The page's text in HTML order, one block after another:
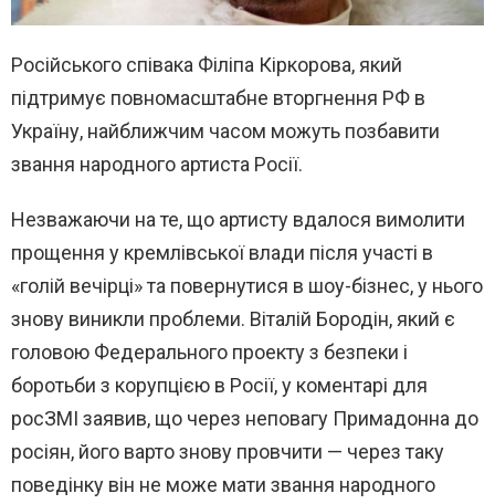
Російського співака Філіпа Кіркорова, який
підтримує повномасштабне вторгнення РФ в
Україну, найближчим часом можуть позбавити
звання народного артиста Росії.
Незважаючи на те, що артисту вдалося вимолити
прощення у кремлівської влади після участі в
«голій вечірці» та повернутися в шоу-бізнес, у нього
знову виникли проблеми. Віталій Бородін, який є
головою Федерального проекту з безпеки і
боротьби з корупцією в Росії, у коментарі для
росЗМІ заявив, що через неповагу Примадонна до
росіян, його варто знову провчити — через таку
поведінку він не може мати звання народного